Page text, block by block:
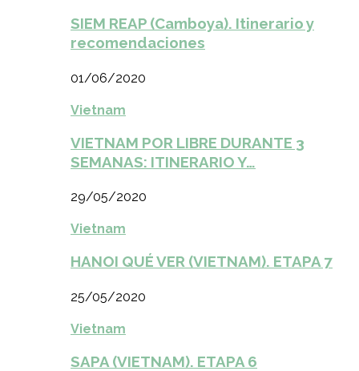
SIEM REAP (Camboya). Itinerario y
recomendaciones
01/06/2020
Vietnam
VIETNAM POR LIBRE DURANTE 3
SEMANAS: ITINERARIO Y…
29/05/2020
Vietnam
HANOI QUÉ VER (VIETNAM). ETAPA 7
25/05/2020
Vietnam
SAPA (VIETNAM). ETAPA 6